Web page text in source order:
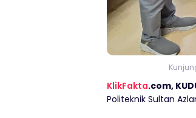
KlikFakta.com,
Politeknik Sultan